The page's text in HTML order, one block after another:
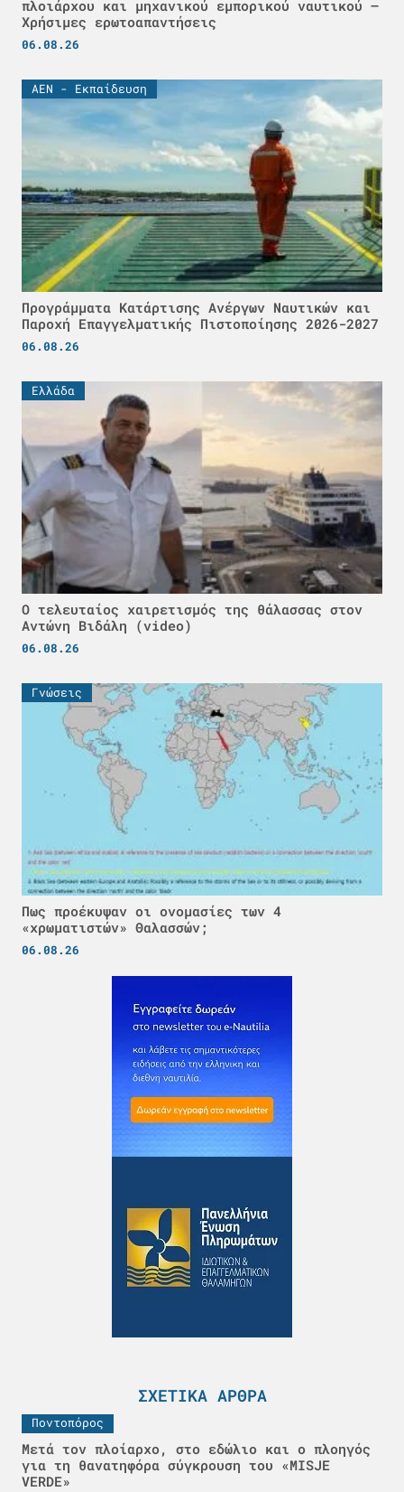
πλοιάρχου και μηχανικού εμπορικού ναυτικού –
Χρήσιμες ερωτοαπαντήσεις
06.08.26
ΑΕΝ - Εκπαίδευση
Προγράμματα Κατάρτισης Ανέργων Ναυτικών και
Παροχή Επαγγελματικής Πιστοποίησης 2026-2027
06.08.26
Ελλάδα
Ο τελευταίος χαιρετισμός της θάλασσας στον
Αντώνη Βιδάλη (video)
06.08.26
Γνώσεις
Πως προέκυψαν οι ονομασίες των 4
«χρωματιστών» Θαλασσών;
06.08.26
ΣΧΕΤΙΚΆ ΆΡΘΡΑ
Ποντοπόρος
Μετά τον πλοίαρχο, στο εδώλιο και ο πλοηγός
για τη θανατηφόρα σύγκρουση του «MISJE
VERDE»